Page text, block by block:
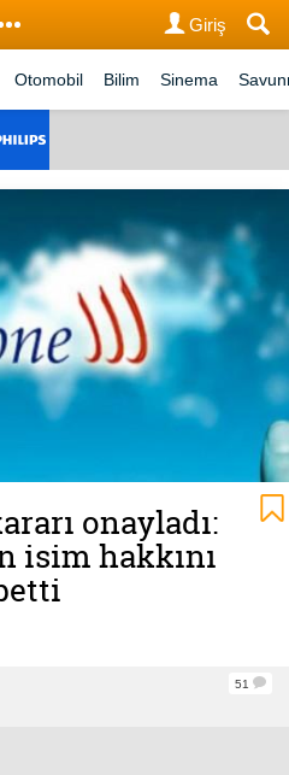
Giriş
Otomobil Bilim Sinema
onayladı:
isim hakkını
51